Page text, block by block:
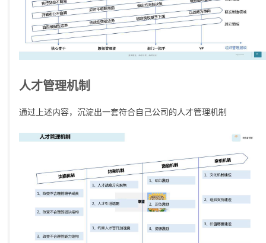
人才管理机制
通过上述内容，沉淀出一套符合自己公司的人才管理机制